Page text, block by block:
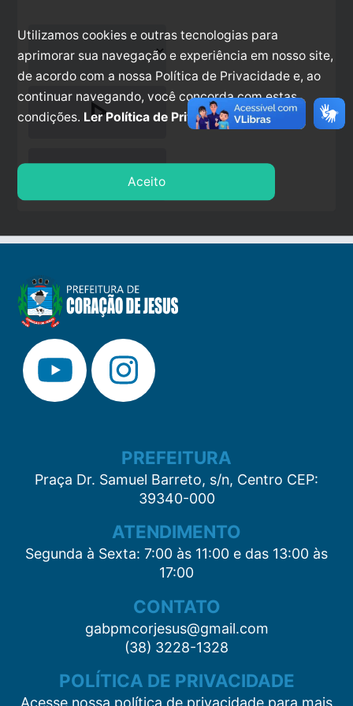
play_arrow
stop
PREFEITURA
Praça Dr. Samuel Barreto, s/n, Centro CEP:
39340-000
ATENDIMENTO
Segunda à Sexta: 7:00 às 11:00 e das 13:00 às
17:00
CONTATO
gabpmcorjesus@gmail.com
(38) 3228-1328
POLÍTICA DE PRIVACIDADE
Acesse nossa política de privacidade para mais
Utilizamos cookies e outras tecnologias para
aprimorar sua navegação e experiência em nosso site,
de acordo com a nossa Política de Privacidade e, ao
continuar navegando, você concorda com estas
condições. Ler Política de Privacidade.
Aceito